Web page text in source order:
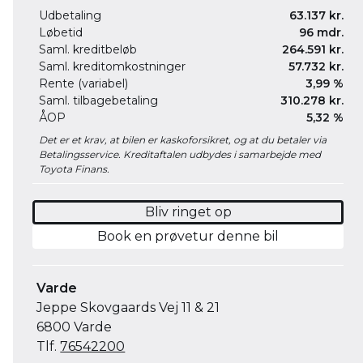
Udbetaling
63.137 kr.
Løbetid
96 mdr.
Saml. kreditbeløb
264.591 kr.
Saml. kreditomkostninger
57.732 kr.
Rente (variabel)
3,99 %
Saml. tilbagebetaling
310.278 kr.
ÅOP
5,32 %
Det er et krav, at bilen er kaskoforsikret, og at du betaler via
Betalingsservice. Kreditaftalen udbydes i samarbejde med
Toyota Finans.
Bliv ringet op
Book en prøvetur denne bil
Varde
Jeppe Skovgaards Vej 11 & 21
6800 Varde
Tlf.76542200